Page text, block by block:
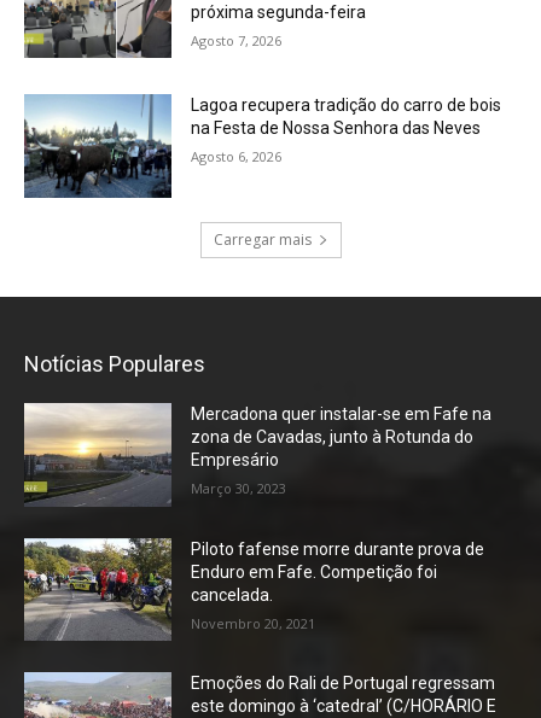
próxima segunda-feira
Agosto 7, 2026
Lagoa recupera tradição do carro de bois
na Festa de Nossa Senhora das Neves
Agosto 6, 2026
Carregar mais
Notícias Populares
Mercadona quer instalar-se em Fafe na
zona de Cavadas, junto à Rotunda do
Empresário
Março 30, 2023
Piloto fafense morre durante prova de
Enduro em Fafe. Competição foi
cancelada.
Novembro 20, 2021
Emoções do Rali de Portugal regressam
este domingo à ‘catedral’ (C/HORÁRIO E